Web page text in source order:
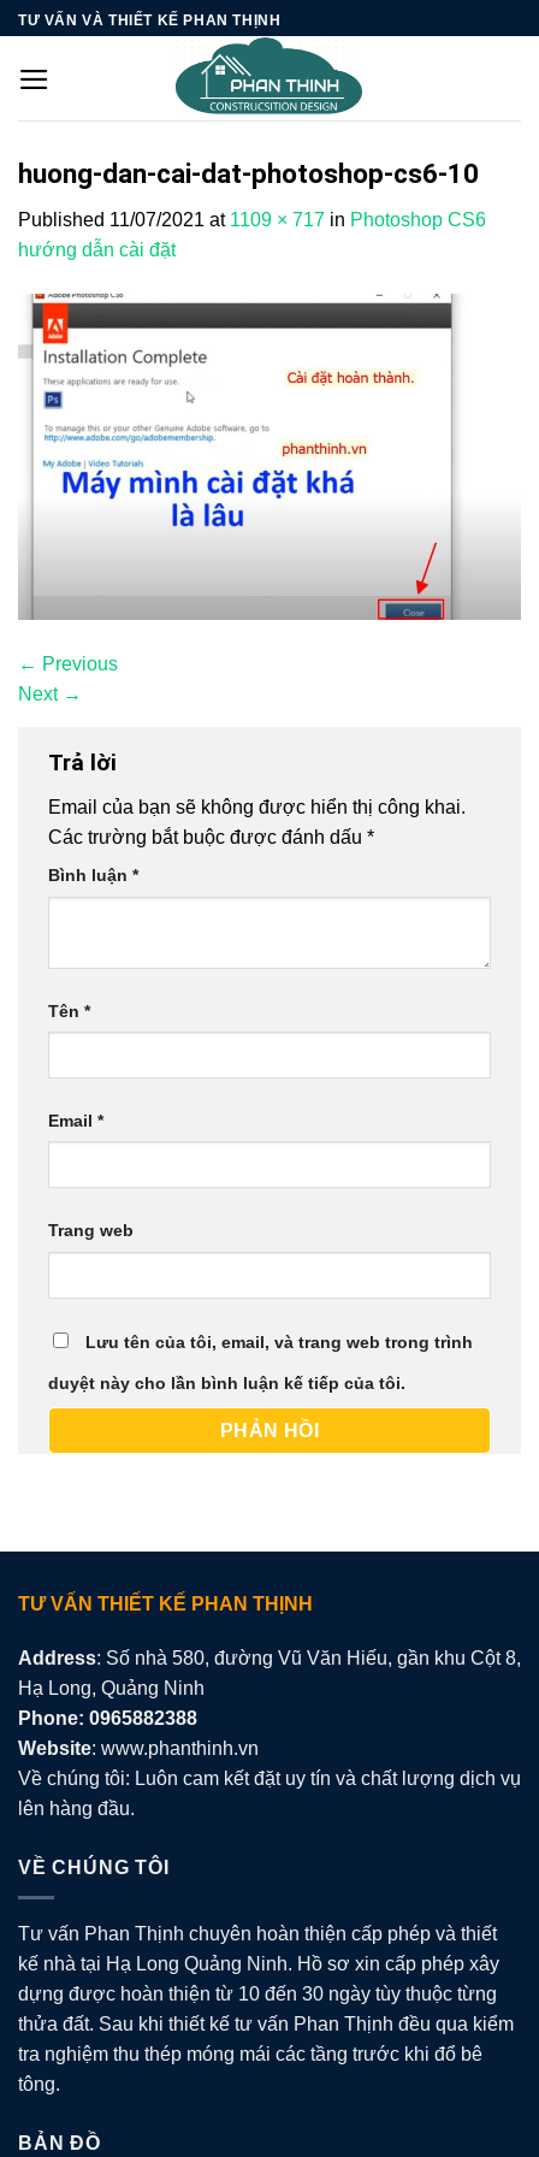
Skip
content
TƯ VẤN VÀ THIẾT KẾ PHAN THỊNH
huong-dan-cai-dat-photoshop-cs6-10
Published 11/07/2021 at 1109 × 717 in Photoshop CS6
hướng dẫn cài đặt
← Previous
Next →
Trả lời
Email của bạn sẽ không được hiển thị công khai.
Các trường bắt buộc được đánh dấu *
Bình luận *
Tên *
Email *
Trang web
Lưu tên của tôi, email, và trang web trong trình
duyệt này cho lần bình luận kế tiếp của tôi.
TƯ VẤN THIẾT KẾ PHAN THỊNH
Address: Số nhà 580, đường Vũ Văn Hiếu, gần khu Cột 8,
Hạ Long, Quảng Ninh
Phone: 0965882388
Website: www.phanthinh.vn
Về chúng tôi: Luôn cam kết đặt uy tín và chất lượng dịch vụ
lên hàng đầu.
VỀ CHÚNG TÔI
Tư vấn Phan Thịnh chuyên hoàn thiện cấp phép và thiết
kế nhà tại Hạ Long Quảng Ninh. Hồ sơ xin cấp phép xây
dựng được hoàn thiện từ 10 đến 30 ngày tùy thuộc từng
thửa đất. Sau khi thiết kế tư vấn Phan Thịnh đều qua kiểm
tra nghiệm thu thép móng mái các tầng trước khi đổ bê
tông.
BẢN ĐỒ